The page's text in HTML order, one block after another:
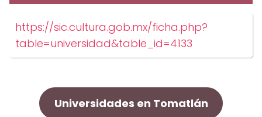
https://sic.cultura.gob.mx/ficha.php?
table=universidad&table_id=4133
Universidades en Tomatlán